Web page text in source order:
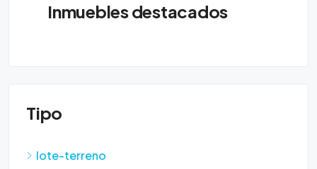
Inmuebles destacados
Tipo
lote-terreno